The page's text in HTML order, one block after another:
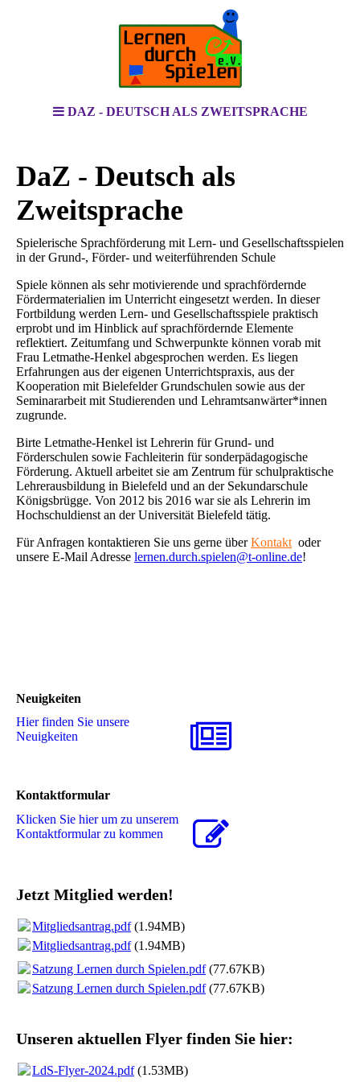
DAZ - DEUTSCH ALS ZWEITSPRACHE
DaZ - Deutsch als
Zweitsprache
Spielerische Sprachförderung mit Lern- und Gesellschaftsspielen
in der Grund-, Förder- und weiterführenden Schule
Spiele können als sehr motivierende und sprachfördernde
Fördermaterialien im Unterricht eingesetzt werden. In dieser
Fortbildung werden Lern- und Gesellschaftsspiele praktisch
erprobt und im Hinblick auf sprachfördernde Elemente
reflektiert. Zeitumfang und Schwerpunkte können vorab mit
Frau Letmathe-Henkel abgesprochen werden. Es liegen
Erfahrungen aus der eigenen Unterrichtspraxis, aus der
Kooperation mit Bielefelder Grundschulen sowie aus der
Seminararbeit mit Studierenden und Lehramtsanwärter*innen
zugrunde.
Birte Letmathe-Henkel ist Lehrerin für Grund- und
Förderschulen sowie Fachleiterin für sonderpädagogische
Förderung. Aktuell arbeitet sie am Zentrum für schulpraktische
Lehrerausbildung in Bielefeld und an der Sekundarschule
Königsbrügge. Von 2012 bis 2016 war sie als Lehrerin im
Hochschuldienst an der Universität Bielefeld tätig.
Für Anfragen kontaktieren Sie uns gerne überKontakt oder
unsere E-Mail Adresse lernen.durch.spielen@t-online.de!
Neuigkeiten
Hier finden Sie unsere
Neuigkeiten
Kontaktformular
Klicken Sie hier um zu unserem
Kon­takt­for­mu­lar zu kommen
Jetzt Mitglied werden!
Mitgliedsantrag.pdf(1.94MB)
Mitgliedsantrag.pdf(1.94MB)
Satzung Lernen durch Spielen.pdf(77.67KB)
Satzung Lernen durch Spielen.pdf(77.67KB)
Unseren aktuellen Flyer finden Sie hier:
LdS-Flyer-2024.pdf(1.53MB)